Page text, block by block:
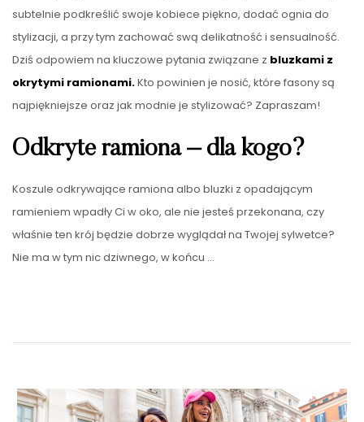
subtelnie podkreślić swoje kobiece piękno, dodać ognia do
stylizacji, a przy tym zachować swą delikatność i sensualność.
Dziś odpowiem na kluczowe pytania związane z bluzkami z
okrytymi ramionami.Kto powinien je nosić, które fasony są
najpiękniejsze oraz jak modnie je stylizować? Zapraszam!
Odkryte ramiona – dla kogo?
Koszule odkrywające ramiona albo bluzki z opadającym
ramieniem wpadły Ci w oko, ale nie jesteś przekonana, czy
właśnie ten krój będzie dobrze wyglądał na Twojej sylwetce?
Nie ma w tym nic dziwnego, w końcu …